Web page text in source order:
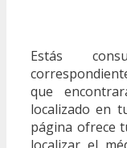
Estás
que
localizado en
página ofrece